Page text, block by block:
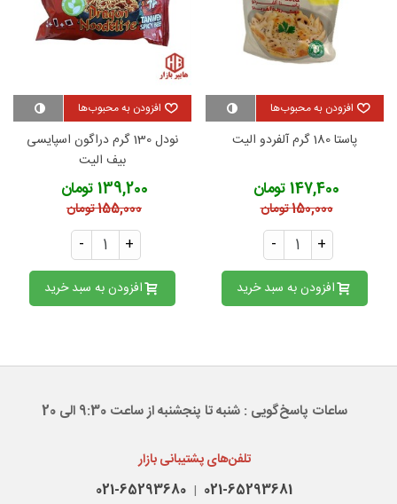
افزودن به محبوب‌ها
پاستا 180 گرم آلفردو الیت
147,400 تومان
150,000 تومان
- +
افزودن به سبد خرید
افزودن به محبوب‌ها
نودل 130 گرم دراگون اسپایسی
بیف الیت
139,200 تومان
155,000 تومان
- +
افزودن به سبد خرید
ساعات پاسخ‌گویی : شنبه تا پنجشنبه از ساعت 9:30 الی 20
تلفن‌های پشتیبانی بازار
021-65293681
|
021-65293680